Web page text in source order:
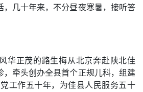
，几十年来，不分昼夜寒暑，接听答
华正茂的路生梅从北京奔赴陕北佳
，牵头创办全县首个正规儿科，组建
工作五十年，为佳县人民服务五十